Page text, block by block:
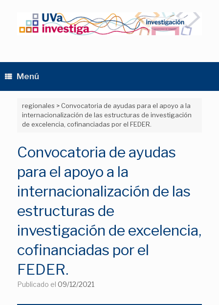
contenido
Menú
regionales > Convocatoria de ayudas para el apoyo a la
internacionalización de las estructuras de investigación
de excelencia, cofinanciadas por el FEDER.
Convocatoria de ayudas
para el apoyo a la
internacionalización de las
estructuras de
investigación de excelencia,
cofinanciadas por el
FEDER.
Publicado el 09/12/2021